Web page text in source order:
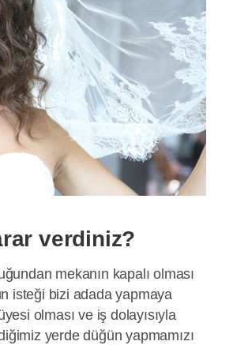
verdiniz?
mekanın kapalı olması
isteği bizi adada yapmaya
olması ve iş dolayısıyla
yerde düğün yapmamızı